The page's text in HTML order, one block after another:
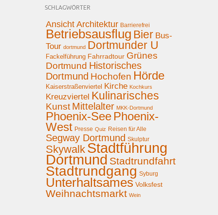
SCHLAGWÖRTER
Ansicht Architektur Barrierefrei
Betriebsausflug Bier Bus-
Tour dortmund Dortmunder U
Fackelführung Fahrradtour Grünes
Dortmund Historisches
Dortmund Hochofen Hörde
Kaiserstraßenviertel Kirche Kochkurs
Kreuzviertel Kulinarisches
Kunst Mittelalter MKK-Dortmund
Phoenix-See Phoenix-
West Presse Quiz Reisen für Alle
Segway Dortmund Skulptur
Skywalk Stadtführung
Dortmund Stadtrundfahrt
Stadtrundgang Syburg
Unterhaltsames Volksfest
Weihnachtsmarkt Wein